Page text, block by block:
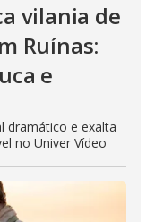
vilania de
Ruínas:
e
dramático e exalta
no Univer Vídeo